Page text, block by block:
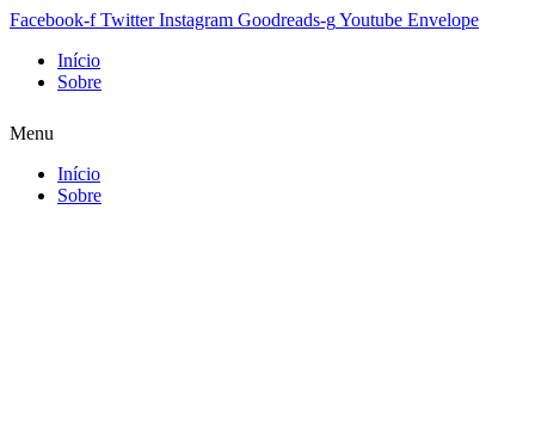
Facebook-f Twitter Instagram Goodreads-gYoutube Envelope
Início
Sobre
Menu
Início
Sobre